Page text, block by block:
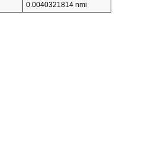
0.0040321814 nmi